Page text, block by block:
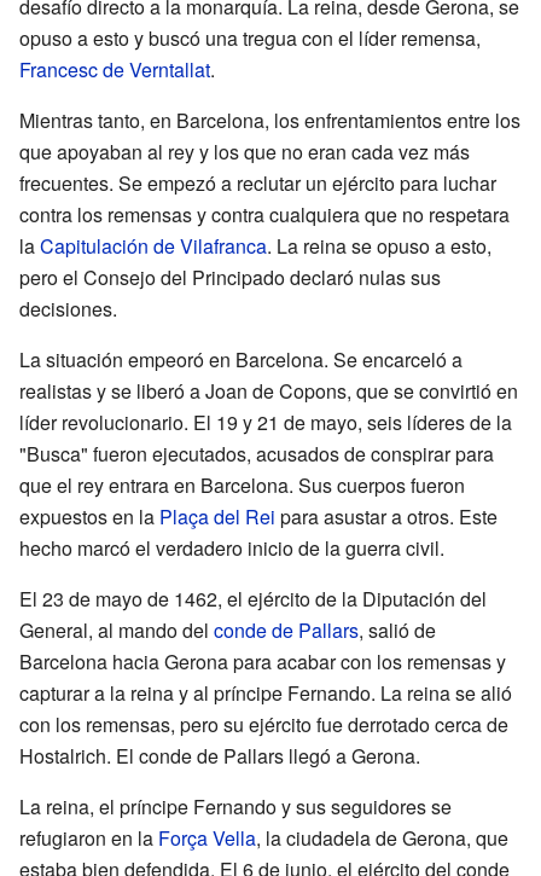
desafío directo a la monarquía. La reina, desde Gerona, se
opuso a esto y buscó una tregua con el líder remensa,
Francesc de Verntallat.
Mientras tanto, en Barcelona, los enfrentamientos entre los
que apoyaban al rey y los que no eran cada vez más
frecuentes. Se empezó a reclutar un ejército para luchar
contra los remensas y contra cualquiera que no respetara
laCapitulación de Vilafranca. La reina se opuso a esto,
pero el Consejo del Principado declaró nulas sus
decisiones.
La situación empeoró en Barcelona. Se encarceló a
realistas y se liberó a Joan de Copons, que se convirtió en
líder revolucionario. El 19 y 21 de mayo, seis líderes de la
"Busca" fueron ejecutados, acusados de conspirar para
que el rey entrara en Barcelona. Sus cuerpos fueron
expuestos en la Plaça del Rei para asustar a otros. Este
hecho marcó el verdadero inicio de la guerra civil.
El 23 de mayo de 1462, el ejército de la Diputación del
General, al mando del conde de Pallars, salió de
Barcelona hacia Gerona para acabar con los remensas y
capturar a la reina y al príncipe Fernando. La reina se alió
con los remensas, pero su ejército fue derrotado cerca de
Hostalrich. El conde de Pallars llegó a Gerona.
La reina, el príncipe Fernando y sus seguidores se
refugiaron en la Força Vella, la ciudadela de Gerona, que
estaba bien defendida. El 6 de junio, el ejército del conde